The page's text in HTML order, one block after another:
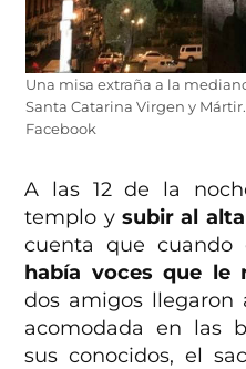
Una misa extraña a la
Santa Catarina Virgen y
Facebook
A las 12 de la
templo y subir al
cuenta que cuando
había voces que le
dos amigos llegaron
acomodada en las
sus conocidos, el